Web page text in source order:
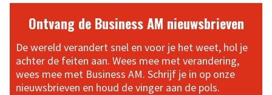
Ontvang de Business AM nieuwsbrieven
De wereld verandert snel en voor je het weet, hol je
achter de feiten aan. Wees mee met verandering,
wees mee met Business AM. Schrijf je in op onze
nieuwsbrieven en houd de vinger aan de pols.